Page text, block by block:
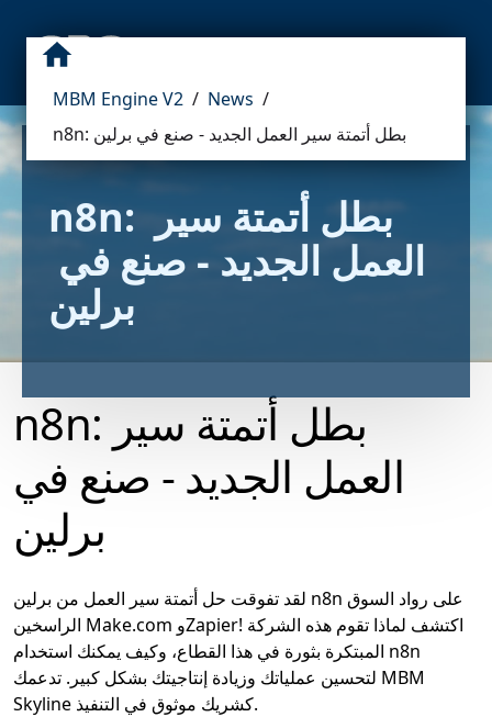
MBM Engine V2 / News /
n8n: بطل أتمتة سير العمل الجديد - صنع في برلين
n8n: بطل أتمتة سير
برلين
n8n: بطل أتمتة سير
العمل الجديد - صنع في
برلين
لقد تفوقت حل أتمتة سير العمل من برلين n8n على رواد السوق
الراسخين Make.com وZapier! اكتشف لماذا تقوم هذه الشركة
المبتكرة بثورة في هذا القطاع، وكيف يمكنك استخدام n8n
لتحسين عملياتك وزيادة إنتاجيتك بشكل كبير. تدعمك MBM
Skyline كشريك موثوق في التنفيذ.